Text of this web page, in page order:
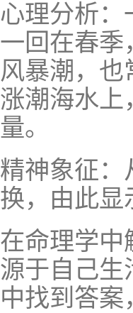
心理分析：
一回在春季
风暴潮，也
涨潮海水上
量。
精神象征：
换，由此显
在命理学中
源于自己生
中找到答